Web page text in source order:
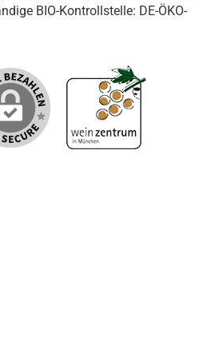
BIO-Kontrollstelle: DE-ÖKO-